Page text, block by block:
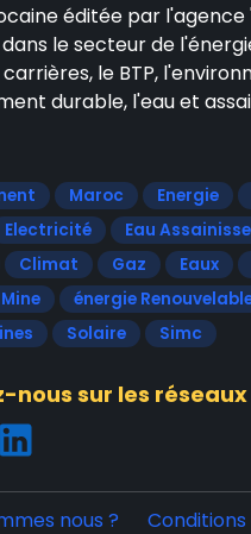
éditée par l'agence
le secteur de
le BTP,
durable, l'eau et
Maroc Energie
Electricité
Eau
Climat Gaz Eaux
Mine énergie
Solaire Simc
nous sur les
nous ?